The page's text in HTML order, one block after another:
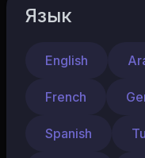
10 Подписчики
Язык
English
French
Spanish